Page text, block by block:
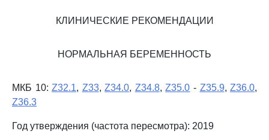
КЛИНИЧЕСКИЕ РЕКОМЕНДАЦИИ
НОРМАЛЬНАЯ БЕРЕМЕННОСТЬ
МКБ 10:Z32.1, Z33,Z34.0, Z34.8,Z35.0 - Z35.9,Z36.0,
Z36.3
Год утверждения (частота пересмотра): 2019